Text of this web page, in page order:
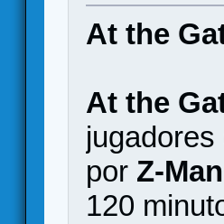
At the
At the
por Z-
120